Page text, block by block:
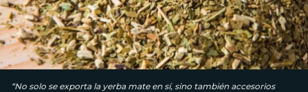
“No solo se exporta la yerba mate en sí, sino también accesorios